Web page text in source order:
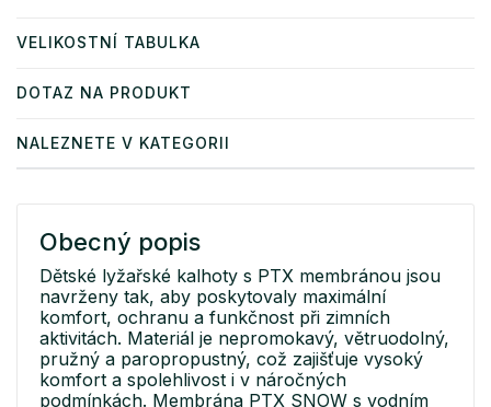
VELIKOSTNÍ TABULKA
DOTAZ NA PRODUKT
NALEZNETE V KATEGORII
Obecný popis
Dětské lyžařské kalhoty s PTX membránou jsou
navrženy tak, aby poskytovaly maximální
komfort, ochranu a funkčnost při zimních
aktivitách. Materiál je nepromokavý, větruodolný,
pružný a paropropustný, což zajišťuje vysoký
komfort a spolehlivost i v náročných
podmínkách. Membrána PTX SNOW s vodním